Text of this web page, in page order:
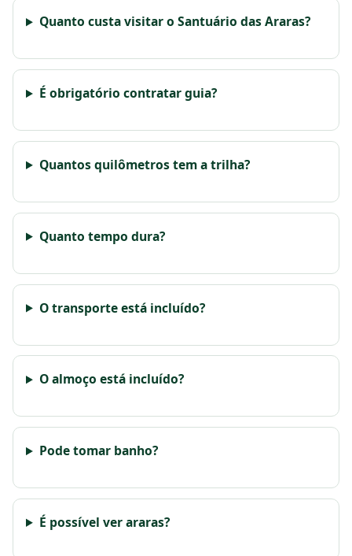
Quanto custa visitar o Santuário das Araras?
É obrigatório contratar guia?
Quantos quilômetros tem a trilha?
Quanto tempo dura?
O transporte está incluído?
O almoço está incluído?
Pode tomar banho?
É possível ver araras?